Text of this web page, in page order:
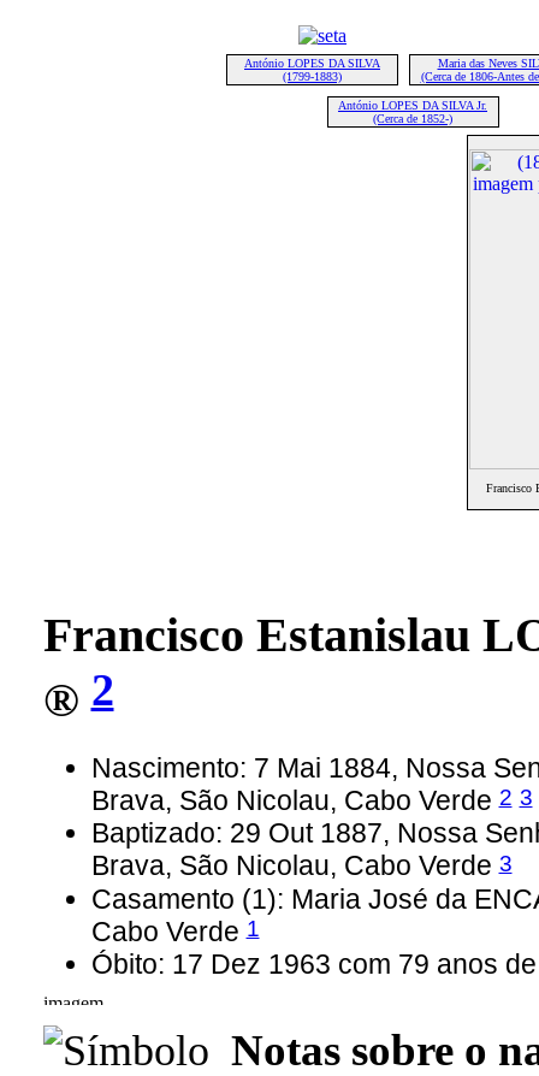
António LOPES DA SILVA
(1799-1883)
Maria das Neves
(Cerca de 1806-Antes
António LOPES DA SILVA Jr.
(Cerca de 1852-)
Francisco
Francisco Estanislau
®2
Nascimento: 7 Mai 1884, Nossa
Brava, São Nicolau, Cabo Verde2 3
Baptizado: 29 Out 1887, Nossa
Brava, São Nicolau, Cabo Verde3
Casamento (1): Maria José da
Cabo Verde1
Óbito: 17 Dez 1963 com 79 anos
Notas sobre o